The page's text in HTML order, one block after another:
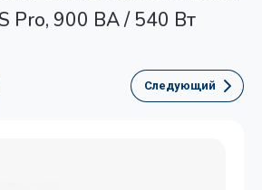
Pro, 900 ВА / 540 Вт
Следующий